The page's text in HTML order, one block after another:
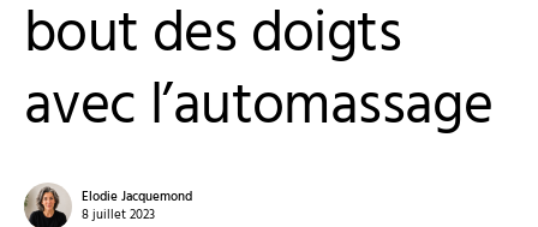
bout des doigts
avec l’automassage
Elodie Jacquemond
8 juillet 2023